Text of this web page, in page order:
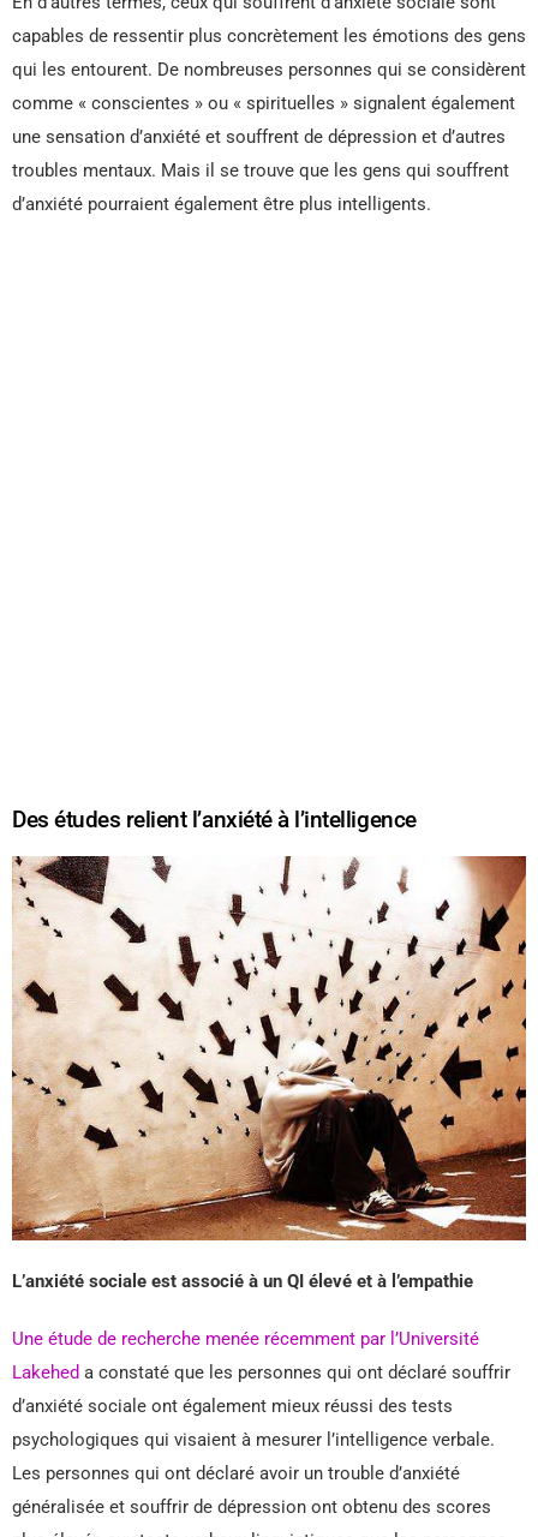
capables de ressentir plus concrètement les émotions des gens
qui les entourent. De nombreuses personnes qui se considèrent
comme « conscientes » ou « spirituelles » signalent également
une sensation d’anxiété et souffrent de dépression et d’autres
troubles mentaux. Mais il se trouve que les gens qui souffrent
d’anxiété pourraient également être plus intelligents.
Des études relient l’anxiété à l’intelligence
L’anxiété sociale est associé à un QI élevé et à l’empathie
Une étude de recherche menée récemment par l’Université
Lakehed a constaté que les personnes qui ont déclaré souffrir
d’anxiété sociale ont également mieux réussi des tests
psychologiques qui visaient à mesurer l’intelligence verbale.
Les personnes qui ont déclaré avoir un trouble d’anxiété
généralisée et souffrir de dépression ont obtenu des scores